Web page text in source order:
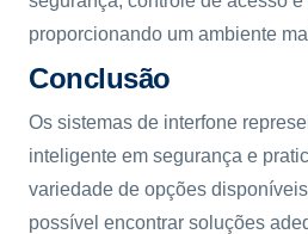
proporcionando um ambiente
Conclusão
Os sistemas de interfone
inteligente em segurança e
variedade de opções
possível encontrar soluções